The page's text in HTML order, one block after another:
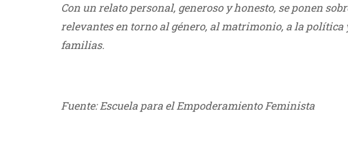
Con un relato personal, generoso y honesto, se ponen
relevantes en torno al género, al matrimonio, a la política
familias.
Fuente: Escuela para el Empoderamiento Feminista